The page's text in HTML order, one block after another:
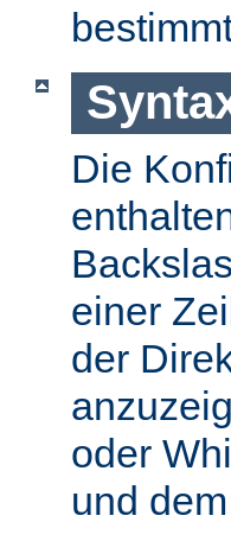
Die
einer
der
oder
und